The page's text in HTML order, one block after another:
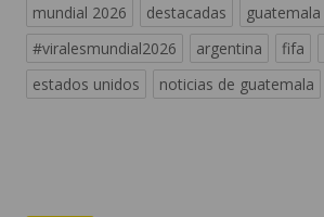
mundial 2026 destacadas guatemala
#viralesmundial2026
argentina fifa
estados unidos
noticias de guatemala